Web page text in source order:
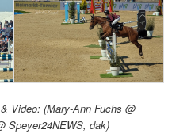
Video: (Mary-Ann Fuchs @
Speyer24NEWS, dak)